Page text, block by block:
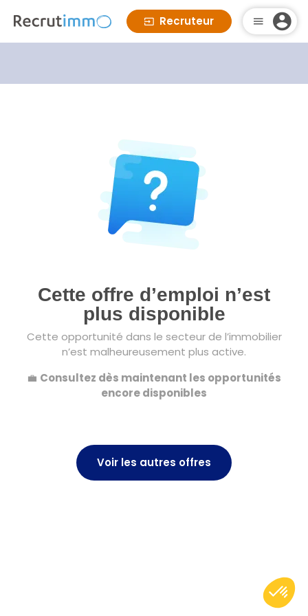
Recruteur
Cette offre d’emploi n’est
plus disponible
Cette opportunité dans le secteur de l’immobilier
n’est malheureusement plus active.
💼 Consultez dès maintenant les opportunités
encore disponibles
Voir les autres offres